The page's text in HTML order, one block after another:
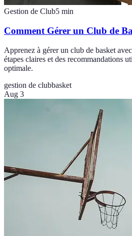
Gestion de Club5 min
Comment Gérer un Club de
Apprenez à gérer un club de basket
étapes claires et des recommandations
optimale.
gestion de clubbasket
Aug 3